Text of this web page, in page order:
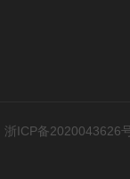
浙ICP备2020043626